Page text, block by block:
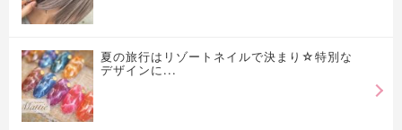
夏の旅行はリゾートネイルで決まり☆特別な
デザインに...